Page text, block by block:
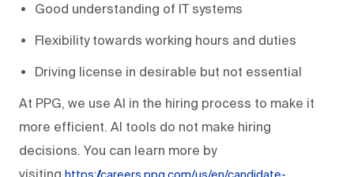
Good understanding of IT systems
Flexibility towards working hours and duties
Driving license in desirable but not essential
At PPG, we use AI in the hiring process to make it
more efficient. AI tools do not make hiring
decisions. You can learn more by
visiting https://careers.ppg.com/us/en/candidate-